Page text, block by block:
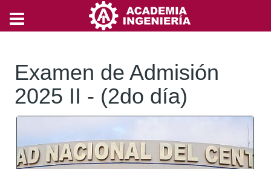
Examen de Admisión
2025 II - (2do día)